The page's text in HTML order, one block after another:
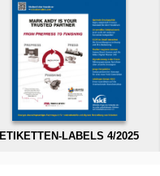
ETIKETTEN-LABELS 4/2025